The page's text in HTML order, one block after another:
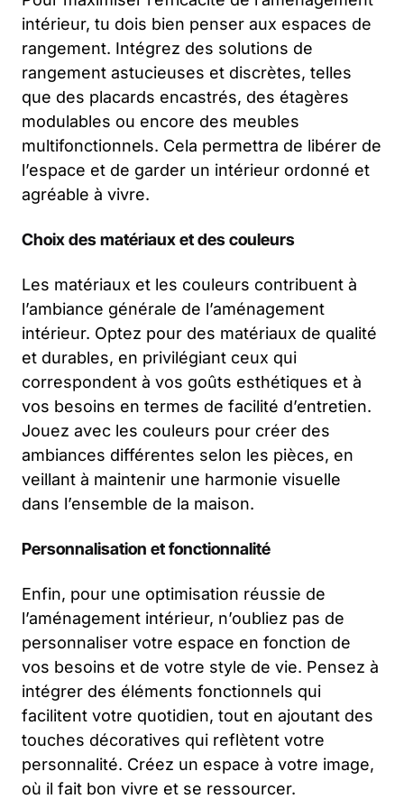
intérieur, tu dois bien penser aux espaces de
rangement. Intégrez des solutions de
rangement astucieuses et discrètes, telles
que des placards encastrés, des étagères
modulables ou encore des meubles
multifonctionnels. Cela permettra de libérer de
l’espace et de garder un intérieur ordonné et
agréable à vivre.
Choix des matériaux et des couleurs
Les matériaux et les couleurs contribuent à
l’ambiance générale de l’aménagement
intérieur. Optez pour des matériaux de qualité
et durables, en privilégiant ceux qui
correspondent à vos goûts esthétiques et à
vos besoins en termes de facilité d’entretien.
Jouez avec les couleurs pour créer des
ambiances différentes selon les pièces, en
veillant à maintenir une harmonie visuelle
dans l’ensemble de la maison.
Personnalisation et fonctionnalité
Enfin, pour une optimisation réussie de
l’aménagement intérieur, n’oubliez pas de
personnaliser votre espace en fonction de
vos besoins et de votre style de vie. Pensez à
intégrer des éléments fonctionnels qui
facilitent votre quotidien, tout en ajoutant des
touches décoratives qui reflètent votre
personnalité. Créez un espace à votre image,
où il fait bon vivre et se ressourcer.